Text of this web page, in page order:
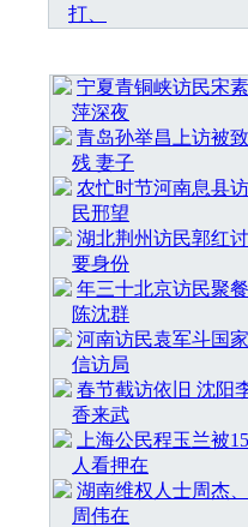
打、
宁夏青铜峡访民宋素
萍深夜
青岛孙举昌上访被致
残 妻子
农忙时节河南息县访
民邢望
湖北荆州访民郭红讨
要身份
年三十北京访民聚餐
陈沈群
河南访民袁军斗国家
信访局
春节截访依旧 沈阳
香来武
上海公民程玉兰被15
人看押在
湖南维权人士周杰、
周伟在